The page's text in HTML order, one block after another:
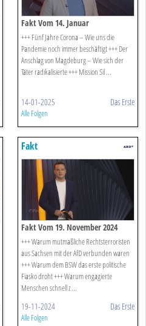
Fakt Vom 14. Januar
+++ Fünf Jahre Corona – Wie uns die
Pandemie noch immer beschäftigt +++ Der
Anschlag von Magdeburg – Wie sich der
Täter radikalisierte +++ Mission Sil ...
14-01-2025 Das Erste
Alle Folgen
Fakt
Fakt Vom 19. November 2024
+++ Warum mutmaßliche Rechtsterroristen
aus Sachsen mit der AfD verbunden waren
+++ Warum dem BSW das erste politische
Fiasko droht +++ Warum engagierte
Menschen schnell z ...
19-11-2024 Das Erste
Alle Folgen